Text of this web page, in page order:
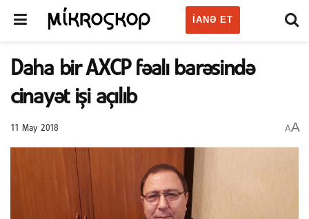
IANƏ ET
Daha bir AXCP fəalı barəsində
cinayət işi açılıb
11 May 2018 AA